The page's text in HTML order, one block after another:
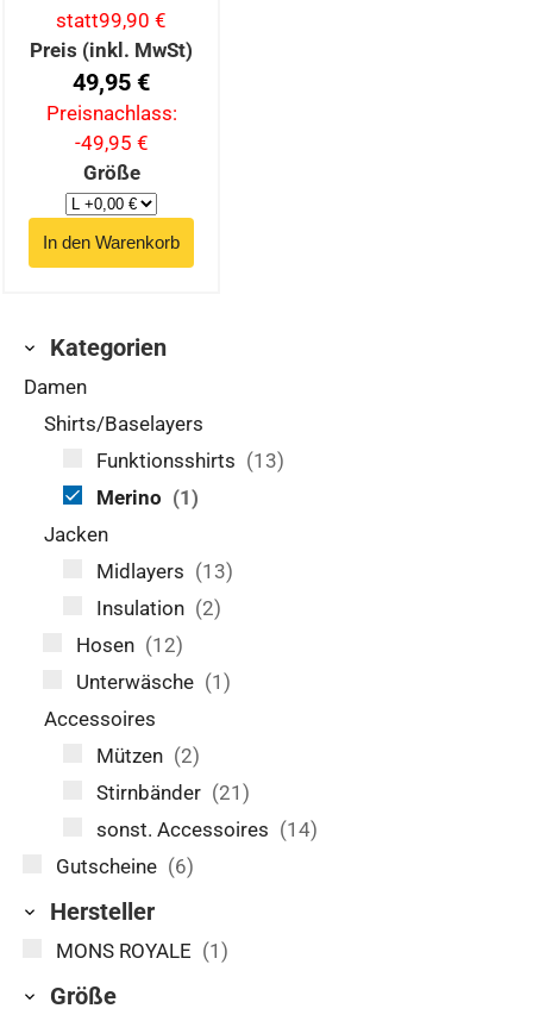
statt99,90 €
Preis (inkl. MwSt)
49,95 €
Preisnachlass:
-49,95 €
Größe
Kategorien
Damen
Shirts/Baselayers
Funktionsshirts (13)
Merino (1)
Jacken
Midlayers (13)
Insulation (2)
Hosen (12)
Unterwäsche (1)
Accessoires
Mützen (2)
Stirnbänder (21)
sonst. Accessoires (14)
Gutscheine (6)
Hersteller
MONS ROYALE (1)
Größe